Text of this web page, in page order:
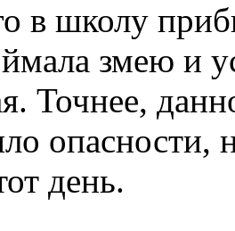
в школу
змею и
Точнее,
день.